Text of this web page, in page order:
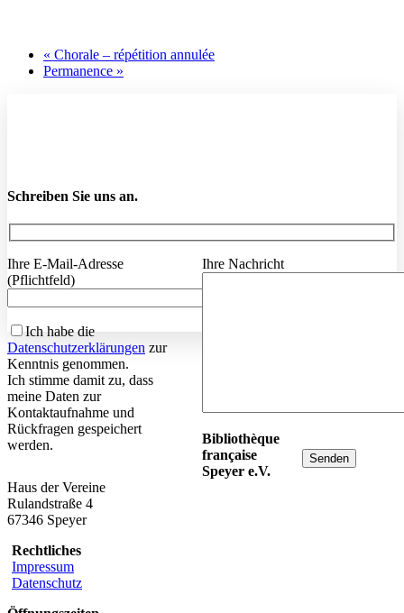
« Chorale – répétition annulée
Permanence »
Schreiben Sie uns an.
Ihre E-Mail-Adresse
(Pflichtfeld)
Ich habe die
Datenschutzerklärungen zur
Kenntnis genommen.
Ich stimme damit zu, dass
meine Daten zur
Kontaktaufnahme und
Rückfragen gespeichert
werden.
Ihre Nachricht
Bibliothèque
française
Speyer e.V.
Haus der Vereine
Rulandstraße 4
67346 Speyer
Rechtliches
Impressum
Datenschutz